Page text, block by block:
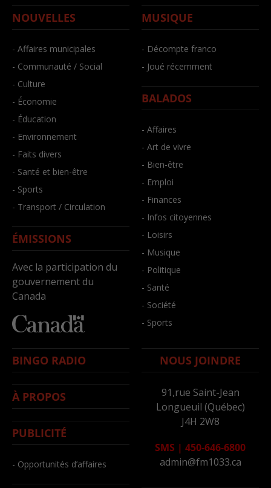
NOUVELLES
- Affaires municipales
- Communauté / Social
- Culture
- Économie
- Éducation
- Environnement
- Faits divers
- Santé et bien-être
- Sports
- Transport / Circulation
ÉMISSIONS
Avec la participation du
gouvernement du
Canada
MUSIQUE
- Décompte franco
- Joué récemment
BALADOS
- Affaires
- Art de vivre
- Bien-être
- Emploi
- Finances
- Infos citoyennes
- Loisirs
- Musique
- Politique
- Santé
- Société
- Sports
BINGO RADIO
À PROPOS
PUBLICITÉ
- Opportunités d’affaires
NOUS JOINDRE
91,rue Saint-Jean
Longueuil (Québec)
J4H 2W8
SMS | 450-646-6800
admin@fm1033.ca